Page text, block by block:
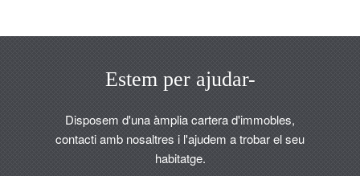
Estem per ajudar-
Disposem d'una àmplia cartera d'immobles,
contacti amb nosaltres i l'ajudem a trobar el seu
habitatge.